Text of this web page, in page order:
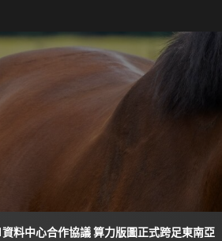
議 算力版圖正式跨足東南亞